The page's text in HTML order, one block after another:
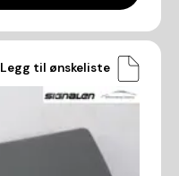
Legg til ønskeliste